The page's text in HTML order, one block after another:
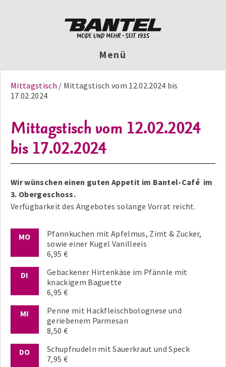
Menü
Mittagstisch
Mittagstisch vom 12.02.2024 bis
17.02.2024
Mittagstisch vom 12.02.2024
bis 17.02.2024
Wir wünschen einen guten Appetit im Bantel-Café im
3. Obergeschoss.
Verfügbarkeit des Angebotes solange Vorrat reicht.
MO
Pfannkuchen mit Apfelmus, Zimt & Zucker,
sowie einer Kugel Vanilleeis
6,95 €
DI
Gebackener Hirtenkäse im Pfännle mit
knackigem Baguette
6,95 €
MI
Penne mit Hackfleischbolognese und
geriebenem Parmesan
8,50 €
DO
Schupfnudeln mit Sauerkraut und Speck
7,95 €